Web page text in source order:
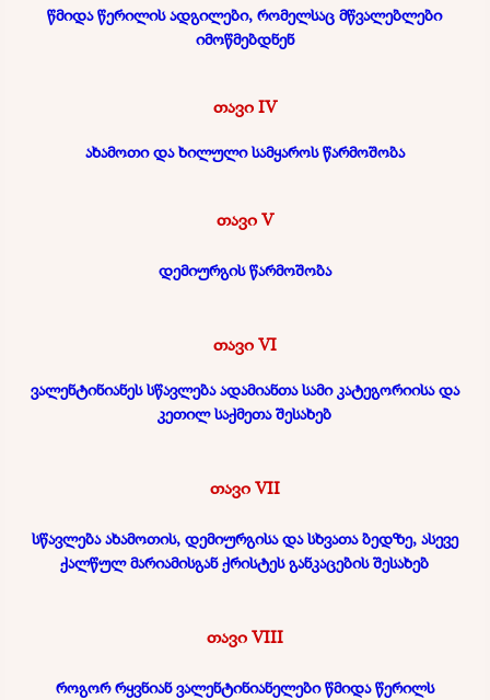
წმიდა წერილის ადგილები, რომელსაც მწვალებლები
იმოწმებდნენ
თავი IV
ახამოთი და ხილული სამყაროს წარმოშობა
თავი V
დემიურგის წარმოშობა
თავი VI
ვალენტინიანეს სწავლება ადამიანთა სამი კატეგორიისა და
კეთილ საქმეთა შესახებ
თავი VII
სწავლება ახამოთის, დემიურგისა და სხვათა ბედზე, ასევე
ქალწულ მარიამისგან ქრისტეს განკაცების შესახებ
თავი VIII
როგორ რყვნიან ვალენტინიანელები წმიდა წერილს